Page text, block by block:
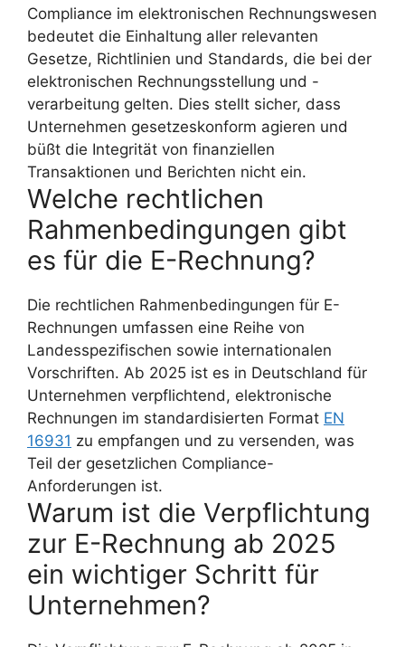
Compliance im elektronischen Rechnungswesen
bedeutet die Einhaltung aller relevanten
Gesetze, Richtlinien und Standards, die bei der
elektronischen Rechnungsstellung und -
verarbeitung gelten. Dies stellt sicher, dass
Unternehmen gesetzeskonform agieren und
büßt die Integrität von finanziellen
Transaktionen und Berichten nicht ein.
Welche rechtlichen
Rahmenbedingungen gibt
es für die E-Rechnung?
Die rechtlichen Rahmenbedingungen für E-
Rechnungen umfassen eine Reihe von
Landesspezifischen sowie internationalen
Vorschriften. Ab 2025 ist es in Deutschland für
Unternehmen verpflichtend, elektronische
Rechnungen im standardisierten Format EN
16931 zu empfangen und zu versenden, was
Teil der gesetzlichen Compliance-
Anforderungen ist.
Warum ist die Verpflichtung
zur E-Rechnung ab 2025
ein wichtiger Schritt für
Unternehmen?